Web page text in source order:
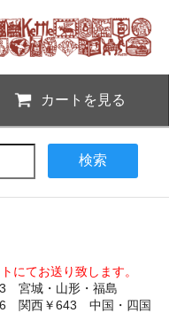
カートを見る
検索
にてお送り致します。
宮城・山形・福島
関西￥643 中国・四国